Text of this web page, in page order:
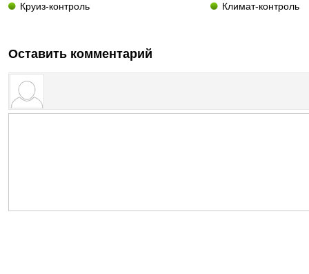
Круиз-контроль
Климат-контроль
Оставить комментарий